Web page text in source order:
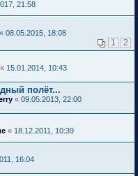
21:58
« 08.05.2015, 18:08
1 2
« 15.01.2014, 10:43
полёт...
« 09.05.2013, 22:00
« 18.12.2011, 10:39
16:04